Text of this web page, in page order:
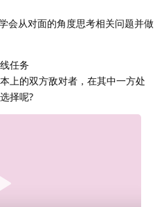
会从对面的角度思考相关问题并做
任务
上的双方敌对者，在其中一方处
择呢?